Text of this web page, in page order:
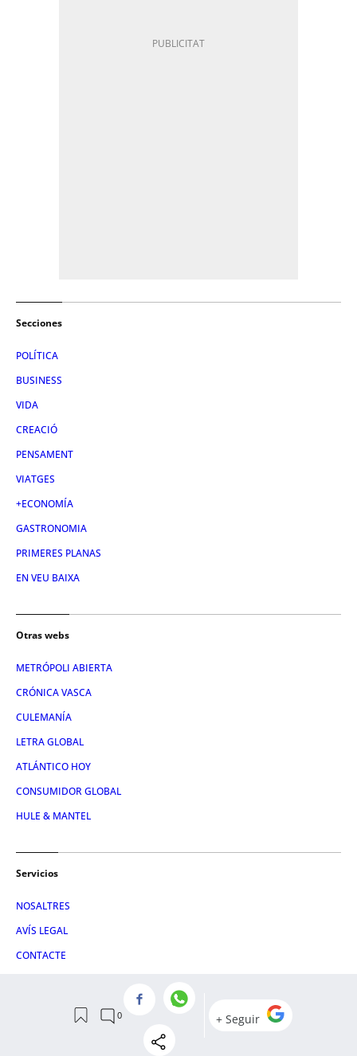
Secciones
POLÍTICA
BUSINESS
VIDA
CREACIÓ
PENSAMENT
VIATGES
+ECONOMÍA
GASTRONOMIA
PRIMERES PLANAS
EN VEU BAIXA
Otras webs
METRÓPOLI ABIERTA
CRÓNICA VASCA
CULEMANÍA
LETRA GLOBAL
ATLÁNTICO HOY
CONSUMIDOR GLOBAL
HULE & MANTEL
Servicios
NOSALTRES
AVÍS LEGAL
CONTACTE
POLÍTICA DE PRIVACITAT